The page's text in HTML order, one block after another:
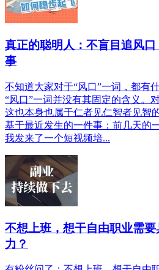
真正的聪明人：不盲目追风
事
不知道大家对于“风口”一词，都有
“风口”一词并没有其固定的含义。
这也本身也属于仁者见仁智者见智
基于最近发生的一件事：前几天的
我发来了一个短视频培...
不想上班，想干自由职业需
力？